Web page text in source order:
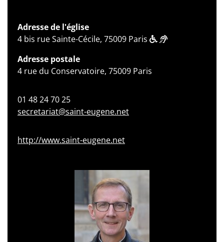
Adresse de l'église
4 bis rue Sainte-Cécile, 75009 Paris
Adresse postale
4 rue du Conservatoire, 75009 Paris
01 48 24 70 25
secretariat@saint-eugene.net
http://www.saint-eugene.net